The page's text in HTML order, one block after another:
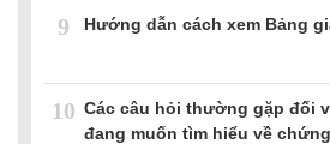
9 Hướng dẫn cách xem Bảng
10 Các câu hỏi thường gặp đối
đang muốn tìm hiểu về